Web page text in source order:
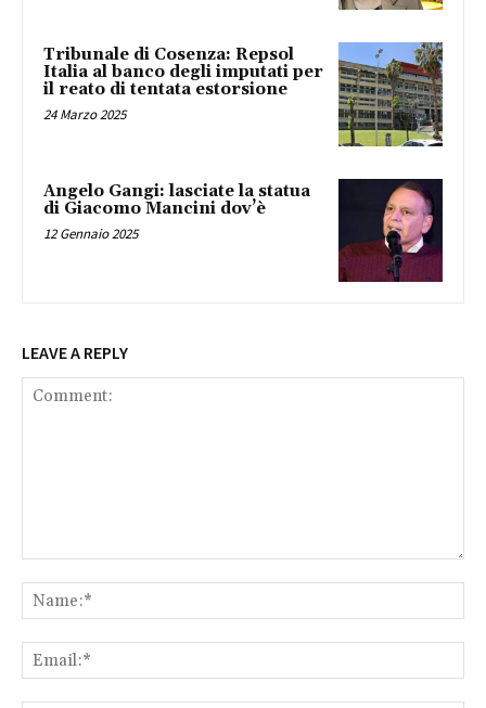
Tribunale di Cosenza: Repsol
Italia al banco degli imputati per
il reato di tentata estorsione
24 Marzo 2025
Angelo Gangi: lasciate la statua
di Giacomo Mancini dov’è
12 Gennaio 2025
LEAVE A REPLY